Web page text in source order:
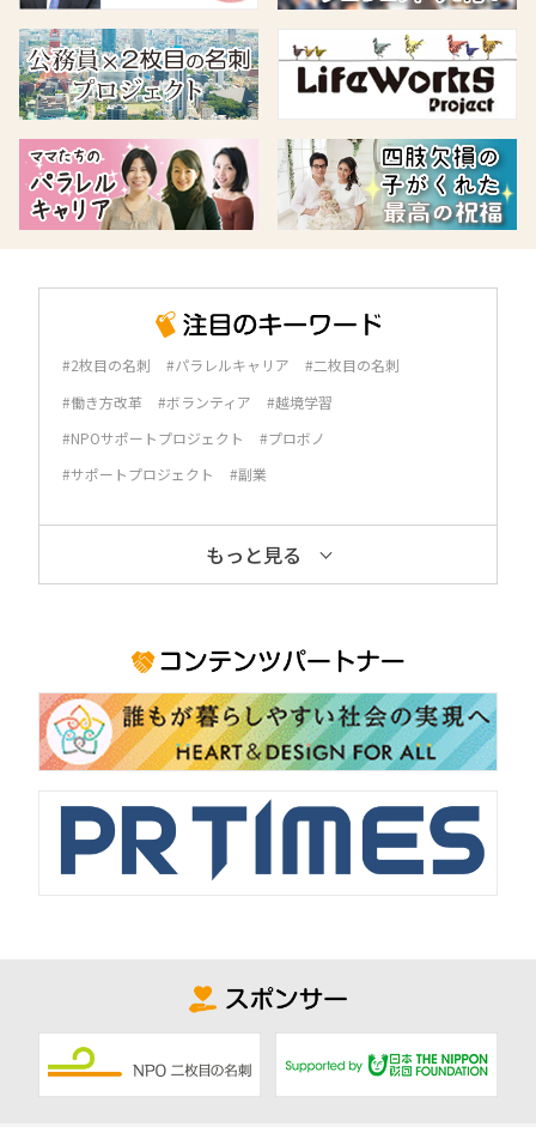
#2枚目の名刺 #パラレルキャリア
#二枚目の名刺
#働き方改革
#ボランティア
#越境学習
#NPOサポートプロジェクト
#プロボノ
#サポートプロジェクト
#副業
もっと見る